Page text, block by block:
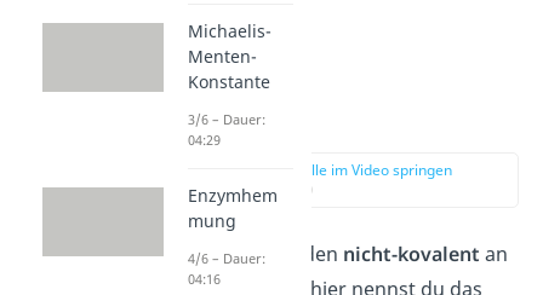
Cosubstrate
zur Stelle im Video springen
(02:13)
Cosubstrate binden nicht-kovalent an
ein Enzym. Auch hier nennst du das
Michaelis-
Menten-
Konstante
3/6 – Dauer:
04:29
Enzymhem
mung
4/6 – Dauer:
04:16